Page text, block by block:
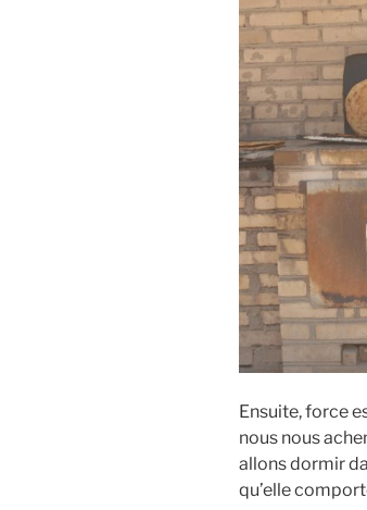
Ensuite, force
nous nous
allons dormir
qu’elle